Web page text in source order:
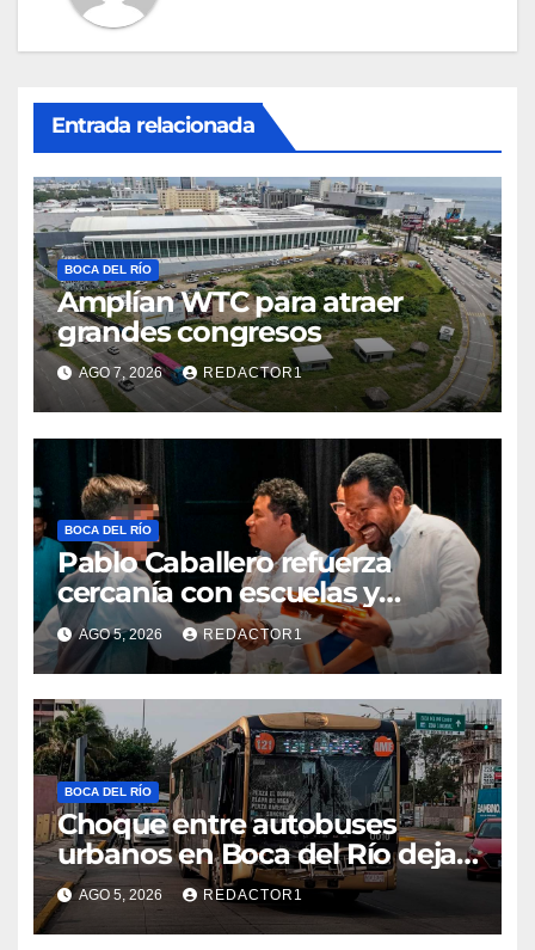
Entrada relacionada
BOCA DEL RÍO
Amplían WTC para atraer
grandes congresos
AGO 7, 2026 REDACTOR1
BOCA DEL RÍO
Pablo Caballero refuerza
cercanía con escuelas y
gestiona peticiones ante
Ayuntamiento
AGO 5, 2026 REDACTOR1
BOCA DEL RÍO
Choque entre autobuses
urbanos en Boca del Río deja
tres pasajeros con golpes
leves
AGO 5, 2026 REDACTOR1